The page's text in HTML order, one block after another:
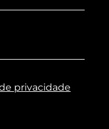
privacidade